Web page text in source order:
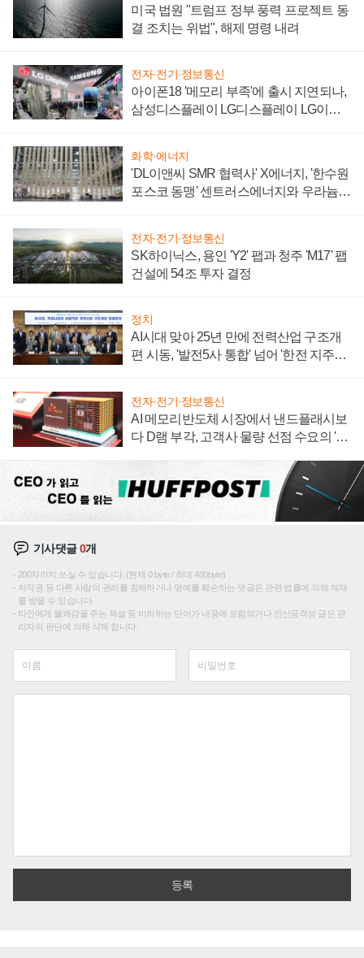
미국 법원 "트럼프 정부 풍력 프로젝트 동
결 조치는 위법", 해제 명령 내려
전자·전기·정보통신
아이폰18 '메모리 부족'에 출시 지연되나,
삼성디스플레이 LG디스플레이 LG이노
화학·에너지
'DL이앤씨 SMR 협력사' X에너지, '한수원
포스코 동맹' 센트러스에너지와 우라늄
전자·전기·정보통신
SK하이닉스, 용인 'Y2' 팹과 청주 'M17' 팹
건설에 54조 투자 결정
정치
AI시대 맞아 25년 만에 전력산업 구조개
편 시동, '발전5사 통합' 넘어 '한전 지주사'
전자·전기·정보통신
AI 메모리반도체 시장에서 낸드플래시보
다 D램 부각, 고객사 물량 선점 수요의 '우
기사댓글0개
200자까지 쓰실 수 있습니다. (현재 0 byte / 최대 400byte)
저작권 등 다른 사람의 권리를 침해하거나 명예를 훼손하는 댓글은 관련 법률에 의해 제재
를 받을 수 있습니다.
타인에게 불쾌감을 주는 욕설 등 비하하는 단어가 내용에 포함되거나 인신공격성 글은 관
리자의 판단에 의해 삭제 합니다.